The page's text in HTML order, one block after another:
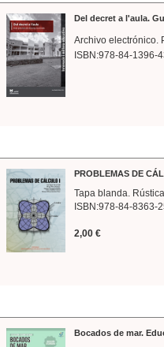
Del decret a l'aula.
Archivo electrónico.
ISBN:978-84-1396-
PROBLEMAS DE
Tapa blanda. Rústica
ISBN:978-84-8363-
2,00 €
Bocados de mar.